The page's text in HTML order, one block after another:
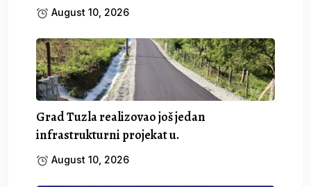
August 10, 2026
Grad Tuzla realizovao još jedan
infrastrukturni projekat u.
August 10, 2026